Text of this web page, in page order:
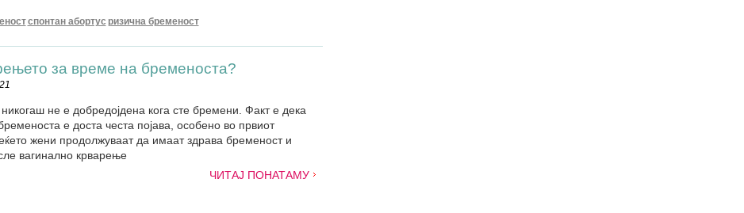
спонтан абортус ризична бременост
за време на бременоста?
никогаш не е добредојдена кога сте бремени. Факт е дека
е доста честа појава, особено во првиот
жени продолжуваат да имаат здрава бременост и
вагинално крварење
ЧИТАЈ ПОНАТАМУ